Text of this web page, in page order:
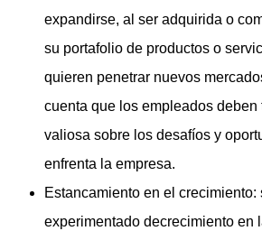
expandirse, al ser adquirida o
su portafolio de productos o
quieren penetrar nuevos
cuenta que los empleados deben
valiosa sobre los desafíos y
enfrenta la empresa.
Estancamiento en el crecimiento:
experimentado decrecimiento en